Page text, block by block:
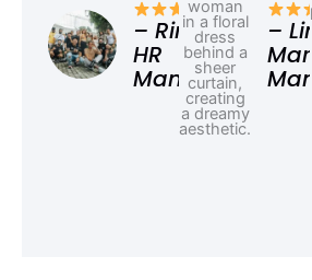
– Rina,
HR
Manager
–